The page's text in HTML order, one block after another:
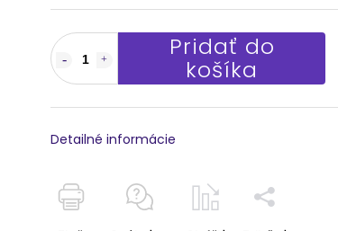
Pridať do
košíka
Detailné informácie